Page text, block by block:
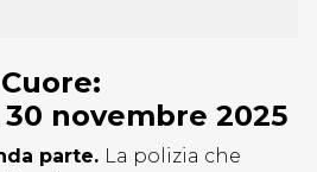
novembre 2025
parte. La polizia che